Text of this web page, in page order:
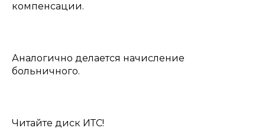
компенсации.
Аналогично делается начисление
больничного.
Читайте диск ИТС!